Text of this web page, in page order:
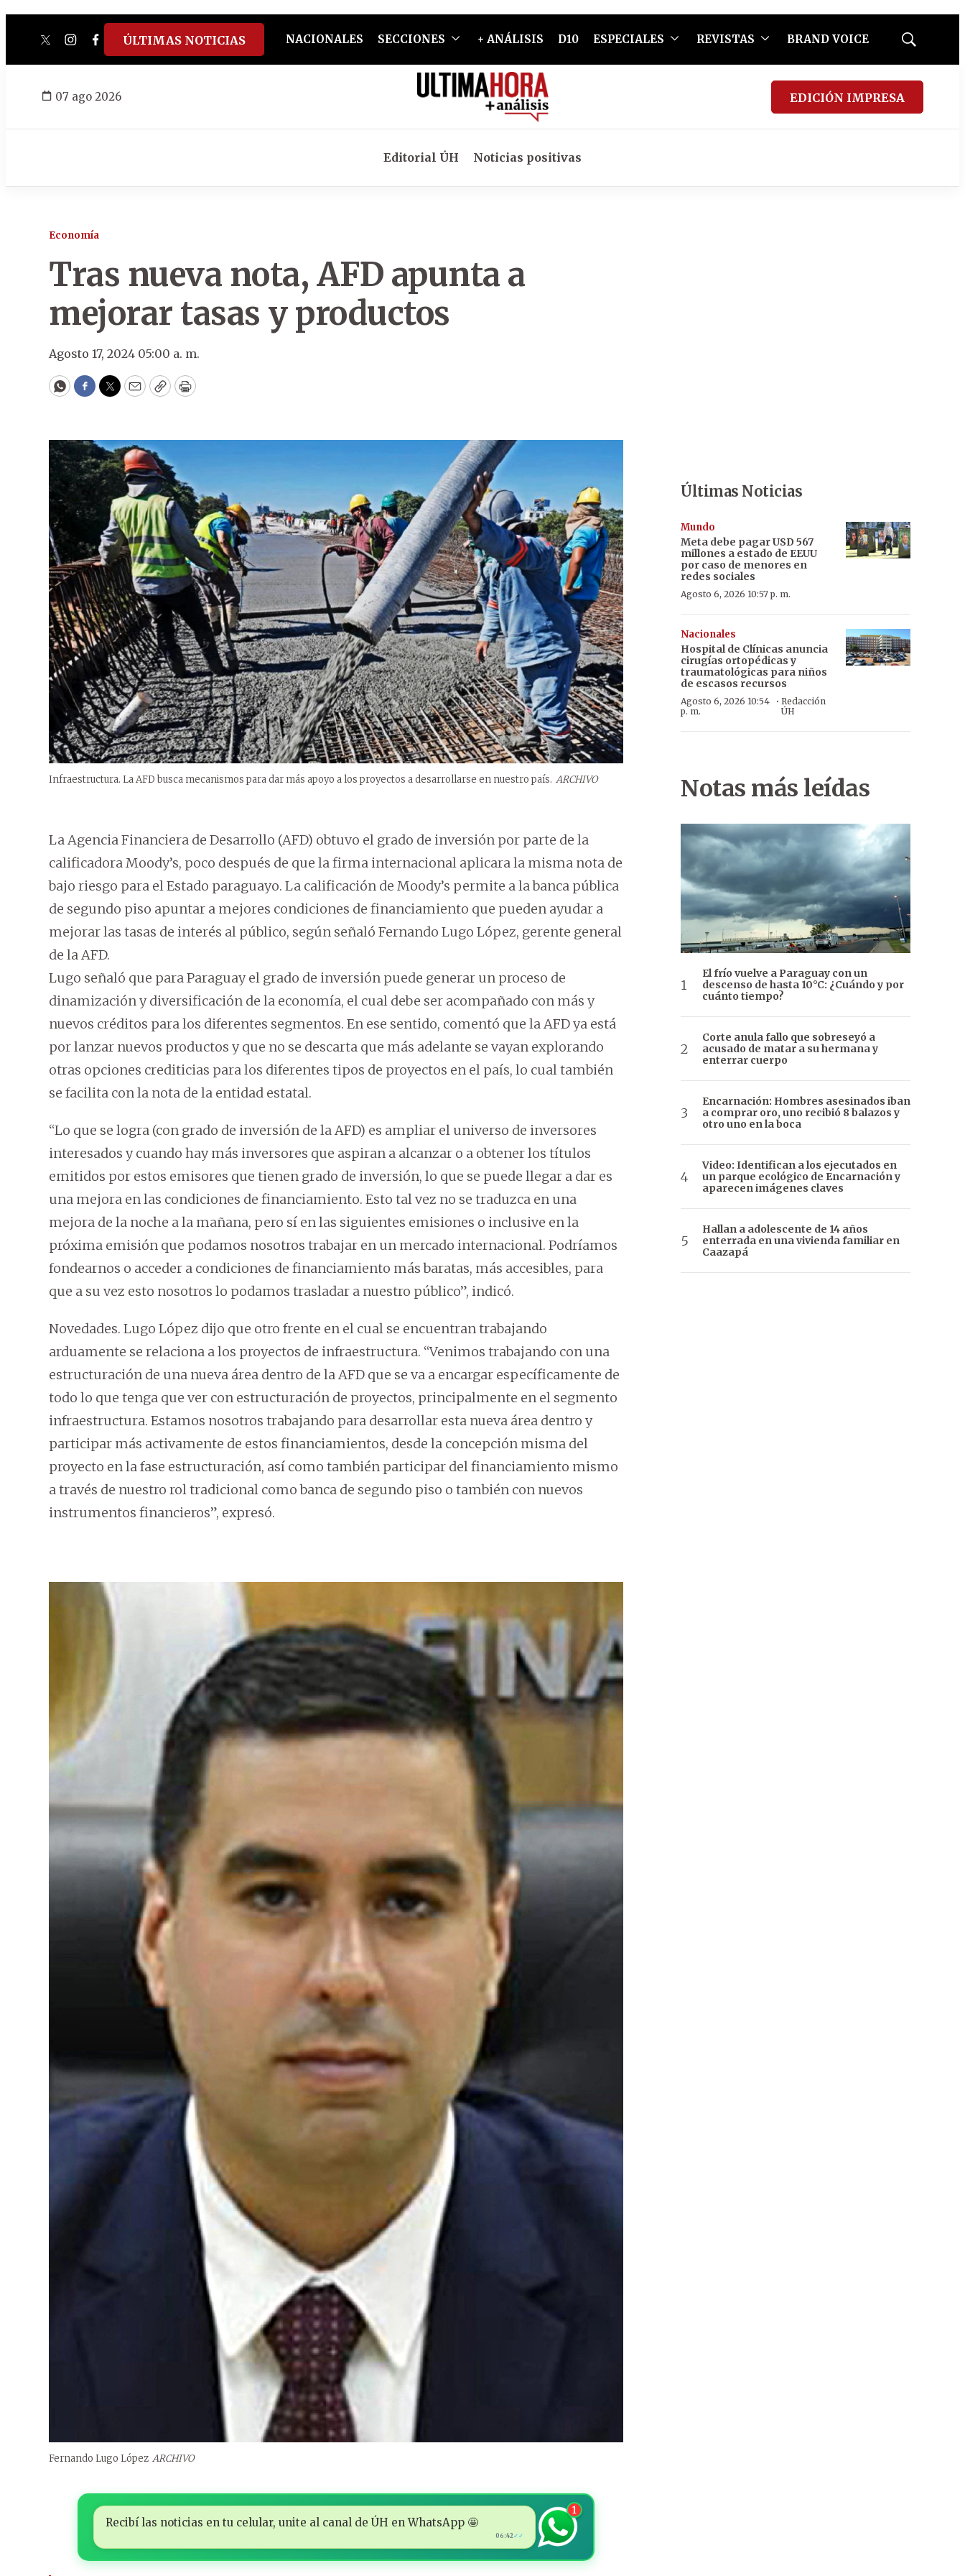
twitterinstagram
facebook
tiktokyoutube
spotify
ÚLTIMAS NOTICIAS NACIONALES SECCIONES + ANÁLISIS D10 ESPECIALES REVISTAS BRAND VOICE
Mostrar
07 ago 2026 EDICIÓN IMPRESA
Editorial ÚH Noticias positivas
Economía
Tras nueva nota, AFD apunta a
mejorar tasas y productos
Agosto 17, 2024 05:00 a. m.
WhatsApp
Facebook
Twitter
EmailCopyPrint
Infraestructura. La AFD busca mecanismos para dar más apoyo a los proyectos a desarrollarse en nuestro país. ARCHIVO
La Agencia Financiera de Desarrollo (AFD) obtuvo el grado de inversión por parte de la
calificadora Moody’s, poco después de que la firma internacional aplicara la misma nota de
bajo riesgo para el Estado paraguayo. La calificación de Moody’s permite a la banca pública
de segundo piso apuntar a mejores condiciones de financiamiento que pueden ayudar a
mejorar las tasas de interés al público, según señaló Fernando Lugo López, gerente general
de la AFD.
Lugo señaló que para Paraguay el grado de inversión puede generar un proceso de
dinamización y diversificación de la economía, el cual debe ser acompañado con más y
nuevos créditos para los diferentes segmentos. En ese sentido, comentó que la AFD ya está
por lanzar nuevos productos y que no se descarta que más adelante se vayan explorando
otras opciones crediticias para los diferentes tipos de proyectos en el país, lo cual también
se facilita con la nota de la entidad estatal.
“Lo que se logra (con grado de inversión de la AFD) es ampliar el universo de inversores
interesados y cuando hay más inversores que aspiran a alcanzar o a obtener los títulos
emitidos por estos emisores que tienen grado de inversión, lo que se puede llegar a dar es
una mejora en las condiciones de financiamiento. Esto tal vez no se traduzca en una
mejora de la noche a la mañana, pero sí en las siguientes emisiones o inclusive en la
próxima emisión que podamos nosotros trabajar en un mercado internacional. Podríamos
fondearnos o acceder a condiciones de financiamiento más baratas, más accesibles, para
que a su vez esto nosotros lo podamos trasladar a nuestro público”, indicó.
Novedades. Lugo López dijo que otro frente en el cual se encuentran trabajando
arduamente se relaciona a los proyectos de infraestructura. “Venimos trabajando con una
estructuración de una nueva área dentro de la AFD que se va a encargar específicamente de
todo lo que tenga que ver con estructuración de proyectos, principalmente en el segmento
infraestructura. Estamos nosotros trabajando para desarrollar esta nueva área dentro y
participar más activamente de estos financiamientos, desde la concepción misma del
proyecto en la fase estructuración, así como también participar del financiamiento mismo
a través de nuestro rol tradicional como banca de segundo piso o también con nuevos
instrumentos financieros”, expresó.
Fernando Lugo López ARCHIVO
Recibí las noticias en tu celular, unite al canal de ÚH en WhatsApp 🤩
06:42✓✓
1
Últimas Noticias
Mundo
Meta debe pagar USD 567
millones a estado de EEUU
por caso de menores en
redes sociales
Agosto 6, 2026 10:57 p. m.
Nacionales
Hospital de Clínicas anuncia
cirugías ortopédicas y
traumatológicas para niños
de escasos recursos
Agosto 6, 2026 10:54
p. m.
· Redacción
ÚH
Notas más leídas
El frío vuelve a Paraguay con un
descenso de hasta 10°C: ¿Cuándo y por
cuánto tiempo?
Corte anula fallo que sobreseyó a
acusado de matar a su hermana y
enterrar cuerpo
Encarnación: Hombres asesinados iban
a comprar oro, uno recibió 8 balazos y
otro uno en la boca
Video: Identifican a los ejecutados en
un parque ecológico de Encarnación y
aparecen imágenes claves
Hallan a adolescente de 14 años
enterrada en una vivienda familiar en
Caazapá